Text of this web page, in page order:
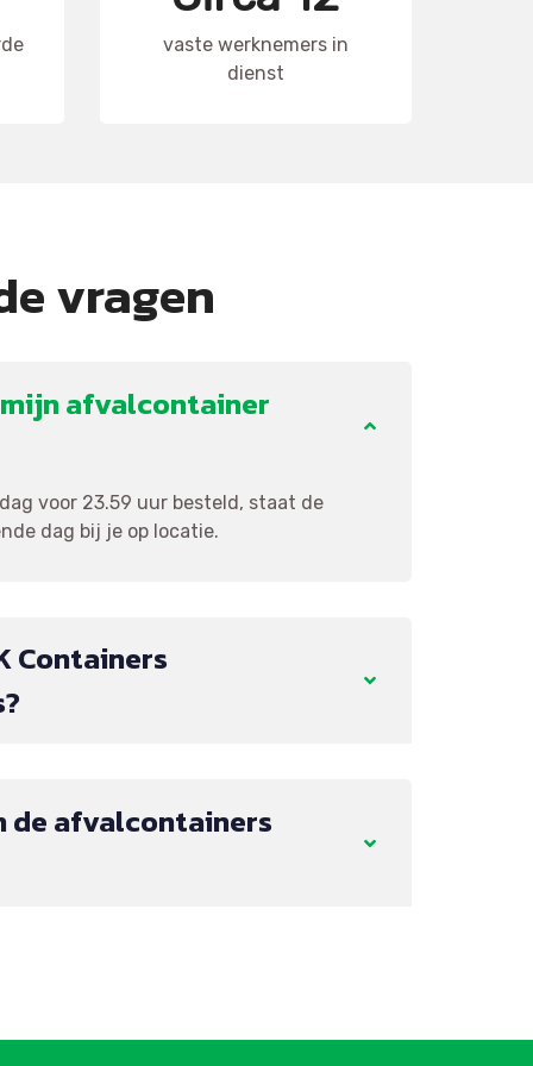
vaste werknemers in
dienst
vragen
afvalcontainer
voor 23.59 uur besteld, staat de
dag bij je op locatie.
Containers
de afvalcontainers